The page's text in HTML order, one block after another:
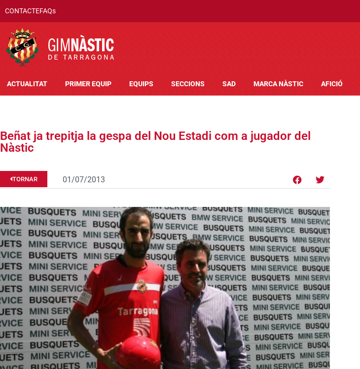
CONTACTEFAQs
ACTUALITAT PRIMER EQUIP EQUIPS SECCIONS SAD MARCA NÀSTIC AFICIÓ
Beñat ja trepitja la gespa del Nou Estadi com a jugador del
Nàstic
TORNAR 01/07/2013